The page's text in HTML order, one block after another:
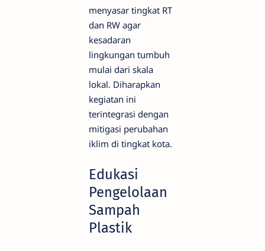
menyasar tingkat RT
dan RW agar
kesadaran
lingkungan tumbuh
mulai dari skala
lokal. Diharapkan
kegiatan ini
terintegrasi dengan
mitigasi perubahan
iklim di tingkat kota.
Edukasi
Pengelolaan
Sampah
Plastik